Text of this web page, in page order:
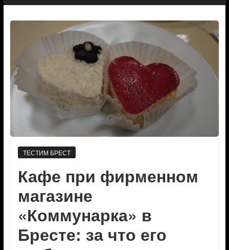
ТЕСТИМ БРЕСТ
Кафе при фирменном
магазине
«Коммунарка» в
Бресте: за что его